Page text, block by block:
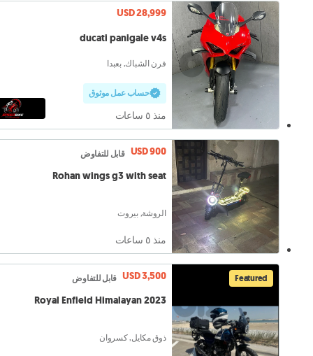
USD 28,999
ducati panigale v4s
فرن الشباك, بعبدا
حساب عمل موثوق
منذ ٥ ساعات
USD 900 قابل للتفاوض
Rohan wings g3 with seat
الروشة, بيروت
منذ ٥ ساعات
Featured
USD 3,500 قابل للتفاوض
Royal Enfield Himalayan 2023
ذوق مكايل, كسروان